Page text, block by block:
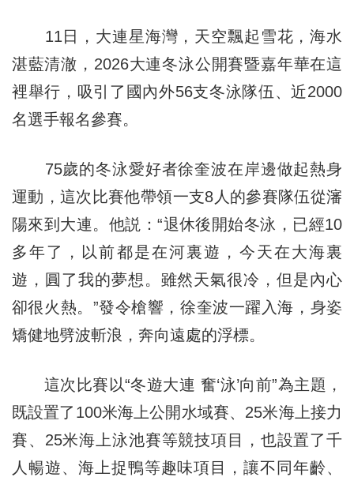
11日，大連星海灣，天空飄起雪花，海水
湛藍清澈，2026大連冬泳公開賽暨嘉年華在這
裡舉行，吸引了國內外56支冬泳隊伍、近2000
名選手報名參賽。
75歲的冬泳愛好者徐奎波在岸邊做起熱身
運動，這次比賽他帶領一支8人的參賽隊伍從瀋
陽來到大連。他説：“退休後開始冬泳，已經10
多年了，以前都是在河裏遊，今天在大海裏
遊，圓了我的夢想。雖然天氣很冷，但是內心
卻很火熱。”發令槍響，徐奎波一躍入海，身姿
矯健地劈波斬浪，奔向遠處的浮標。
這次比賽以“冬遊大連 奮‘泳’向前”為主題，
既設置了100米海上公開水域賽、25米海上接力
賽、25米海上泳池賽等競技項目，也設置了千
人暢遊、海上捉鴨等趣味項目，讓不同年齡、